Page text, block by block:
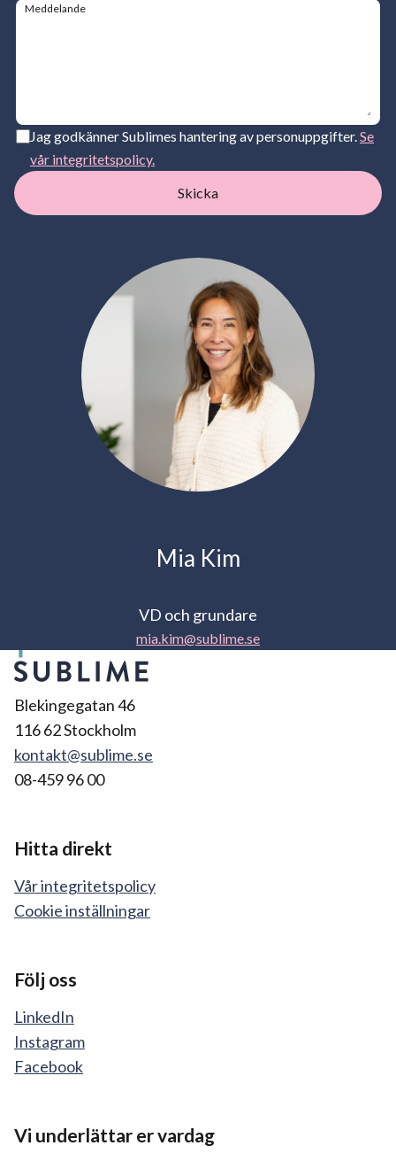
Meddelande
Jag godkänner Sublimes hantering av personuppgifter.Se
vår integritetspolicy.
Mia Kim
VD och grundare
mia.kim@sublime.se
Blekingegatan 46
116 62 Stockholm
kontakt@sublime.se
08-459 96 00
Hitta direkt
Vår integritetspolicy
Cookie inställningar
Följ oss
LinkedIn
Instagram
Facebook
Vi underlättar er vardag